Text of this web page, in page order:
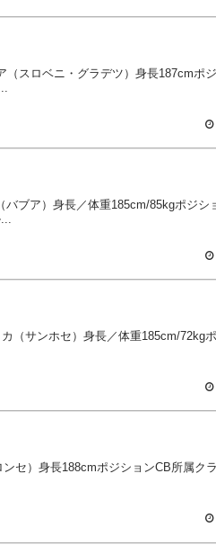
スロベニ・グラデツ）身長187cmポ
ブア）身長／体重185cm/85kgポジシ
（サンホセ）身長／体重185cm/72kg
セ）身長188cmポジションCB所属ク